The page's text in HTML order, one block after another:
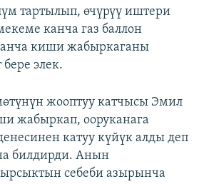
тартылып, өчүрүү иштери
канча газ баллон
киши жабыркаганы
элек.
жооптуу катчысы Эмил
жабыркап, ооруканага
катуу күйүк алды деп
билдирди. Анын
себеби азырынча